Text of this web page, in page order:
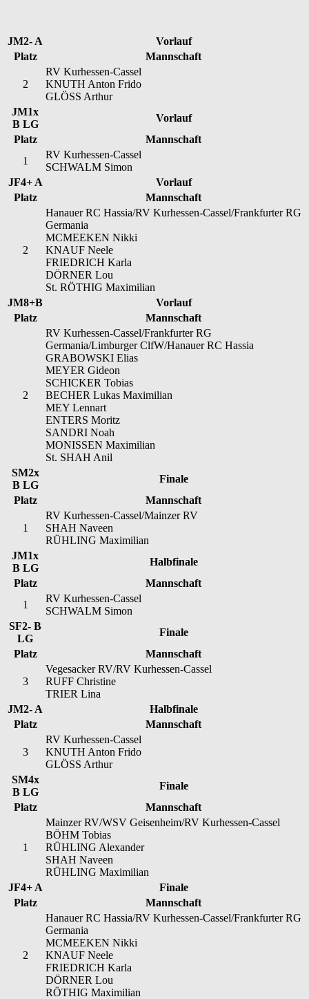
JM2- A
Vorlauf
Platz
Mannschaft
2
RV Kurhessen-Cassel
KNUTH Anton Frido
GLÖSS Arthur
JM1x
B LG
Vorlauf
Platz
Mannschaft
1
RV Kurhessen-Cassel
SCHWALM Simon
JF4+ A
Vorlauf
Platz
Mannschaft
2
Hanauer RC Hassia/RV Kurhessen-Cassel/Frankfurter RG
Germania
MCMEEKEN Nikki
KNAUF Neele
FRIEDRICH Karla
DÖRNER Lou
St. RÖTHIG Maximilian
JM8+B
Vorlauf
Platz
Mannschaft
2
RV Kurhessen-Cassel/Frankfurter RG
Germania/Limburger ClfW/Hanauer RC Hassia
GRABOWSKI Elias
MEYER Gideon
SCHICKER Tobias
BECHER Lukas Maximilian
MEY Lennart
ENTERS Moritz
SANDRI Noah
MONISSEN Maximilian
St. SHAH Anil
SM2x
B LG
Finale
Platz
Mannschaft
1
RV Kurhessen-Cassel/Mainzer RV
SHAH Naveen
RÜHLING Maximilian
JM1x
B LG
Halbfinale
Platz
Mannschaft
1
RV Kurhessen-Cassel
SCHWALM Simon
SF2- B
LG
Finale
Platz
Mannschaft
3
Vegesacker RV/RV Kurhessen-Cassel
RUFF Christine
TRIER Lina
JM2- A
Halbfinale
Platz
Mannschaft
3
RV Kurhessen-Cassel
KNUTH Anton Frido
GLÖSS Arthur
SM4x
B LG
Finale
Platz
Mannschaft
1
Mainzer RV/WSV Geisenheim/RV Kurhessen-Cassel
BÖHM Tobias
RÜHLING Alexander
SHAH Naveen
RÜHLING Maximilian
JF4+ A
Finale
Platz
Mannschaft
2
Hanauer RC Hassia/RV Kurhessen-Cassel/Frankfurter RG
Germania
MCMEEKEN Nikki
KNAUF Neele
FRIEDRICH Karla
DÖRNER Lou
RÖTHIG Maximilian